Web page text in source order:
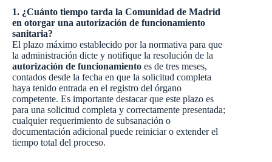
1. ¿Cuánto tiempo tarda la Comunidad de Madrid
en otorgar una autorización de funcionamiento
sanitaria?
El plazo máximo establecido por la normativa para que
la administración dicte y notifique la resolución de la
autorización de funcionamiento es de tres meses,
contados desde la fecha en que la solicitud completa
haya tenido entrada en el registro del órgano
competente. Es importante destacar que este plazo es
para una solicitud completa y correctamente presentada;
cualquier requerimiento de subsanación o
documentación adicional puede reiniciar o extender el
tiempo total del proceso.